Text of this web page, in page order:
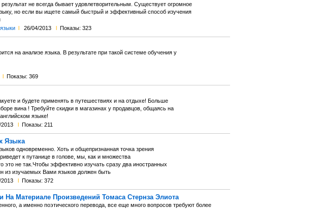
не всегда бывает удовлетворительным. Существует огромное
но если вы ищете самый быстрый и эффективный способ изучения
l 26/04/2013 l Показы: 323
на анализе языка. В результате при такой системе обучения у
l Показы: 369
и будете применять в путешествиях и на отдыхе! Больше
вина ! Требуйте скидки в магазинах у продавцов, общаясь на
языке!
l Показы: 211
Языка
одновременно. Хоть и общепризнанная точка зрения
к путанице в голове, мы, как и множества
не так.Чтобы эффективно изучать сразу два иностранных
из изучаемых Вами языков должен быть
l Показы: 372
На Материале Произведений Томаса Стернза Элиота
а именно поэтического перевода, все еще много вопросов требуют более